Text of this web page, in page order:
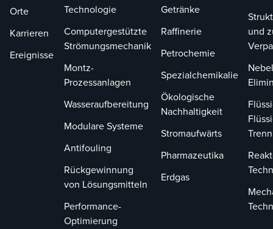
Orte
Karrieren
Ereignisse
Technologie
Computergestützte
Strömungsmechanik
Montz-
Prozessanlagen
Wasseraufbereitung
Modulare Systeme
Antifouling
Rückgewinnung
von Lösungsmitteln
Performance-
Optimierung
Getränke
Raffinerie
Petrochemie
Spezialchemikalie
Ökologische
Nachhaltigkeit
Stromaufwärts
Pharmazeutika
Erdgas
und